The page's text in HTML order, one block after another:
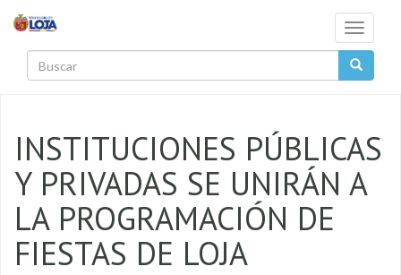
Toggle
INSTITUCIONES PÚBLICAS
Y PRIVADAS SE UNIRÁN A
LA PROGRAMACIÓN DE
FIESTAS DE LOJA